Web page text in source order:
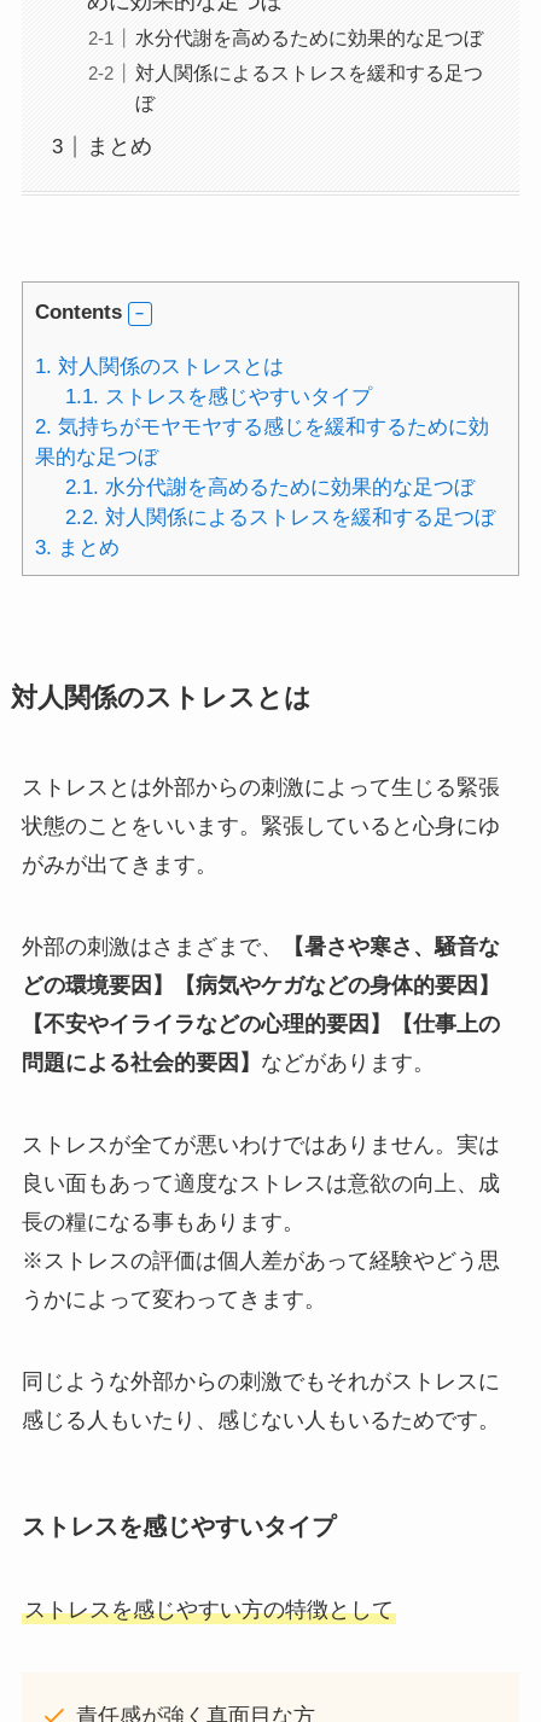
水分代謝を高めるために効果的な足つぼ
対人関係によるストレスを緩和する足つ
ぼ
まとめ
Contents
1. 対人関係のストレスとは
1.1. ストレスを感じやすいタイプ
2. 気持ちがモヤモヤする感じを緩和するために効
果的な足つぼ
2.1. 水分代謝を高めるために効果的な足つぼ
2.2. 対人関係によるストレスを緩和する足つぼ
3. まとめ
対人関係のストレスとは
ストレスとは外部からの刺激によって生じる緊張
状態のことをいいます。緊張していると心身にゆ
がみが出てきます。
外部の刺激はさまざまで、
【暑さや寒さ、騒音な
どの環境要因】【病気やケガなどの身体的要因】
【不安やイライラなどの心理的要因】【仕事上の
問題による社会的要因】 などがあります。
ストレスが全てが悪いわけではありません。実は
良い面もあって適度なストレスは意欲の向上、成
長の糧になる事もあります。
※ストレスの評価は個人差があって経験やどう思
うかによって変わってきます。
同じような外部からの刺激でもそれがストレスに
感じる人もいたり、感じない人もいるためです。
ストレスを感じやすいタイプ
ストレスを感じやすい方の特徴として
責任感が強く真面目な方